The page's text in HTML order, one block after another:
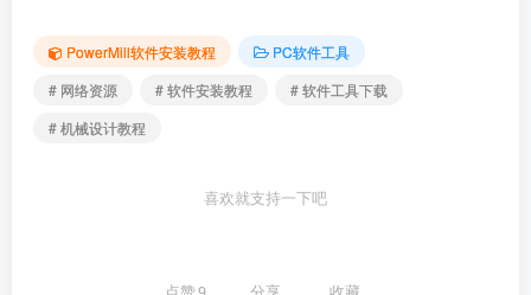
PowerMill软件安装教程
PC软件工具
# 网络资源
# 软件安装教程
# 软件工具下载
# 机械设计教程
喜欢就支持一下吧